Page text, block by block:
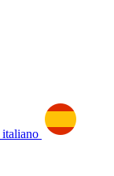
italiano